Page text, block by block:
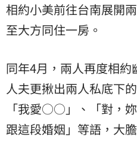
相約小美前往台南展開
至大方同住一房。
同年4月，兩人再度相約
人夫更揪出兩人私底下
「我愛○○」、「對，
跟這段婚姻」等語，大